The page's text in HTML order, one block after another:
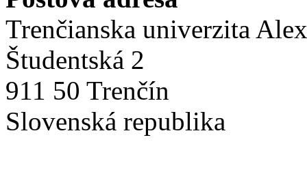
Trenčianska univerzita
Študentská 2
911 50 Trenčín
Slovenská republika